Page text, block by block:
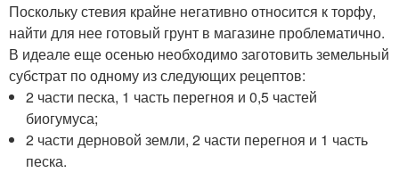
Поскольку стевия крайне негативно относится к торфу,
найти для нее готовый грунт в магазине проблематично.
В идеале еще осенью необходимо заготовить земельный
субстрат по одному из следующих рецептов:
2 части песка, 1 часть перегноя и 0,5 частей
биогумуса;
2 части дерновой земли, 2 части перегноя и 1 часть
песка.